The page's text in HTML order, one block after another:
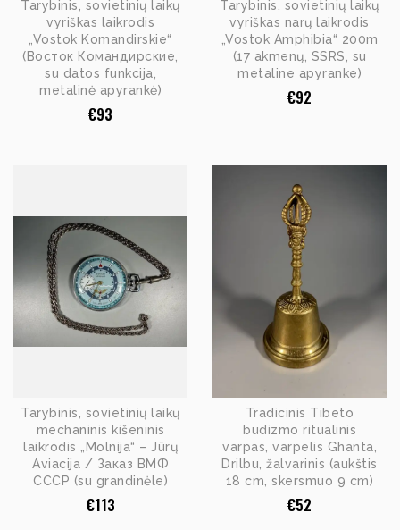
Tarybinis, sovietinių laikų
vyriškas laikrodis
„Vostok Komandirskie“
(Восток Командирские,
su datos funkcija,
metalinė apyrankė)
€93
Tarybinis, sovietinių laikų
vyriškas narų laikrodis
„Vostok Amphibia“ 200m
(17 akmenų, SSRS, su
metaline apyranke)
€92
Tarybinis, sovietinių laikų
mechaninis kišeninis
laikrodis „Molnija“ – Jūrų
Aviacija / Заказ ВМФ
СССР (su grandinėle)
€113
Tradicinis Tibeto
budizmo ritualinis
varpas, varpelis Ghanta,
Drilbu, žalvarinis (aukštis
18 cm, skersmuo 9 cm)
€52